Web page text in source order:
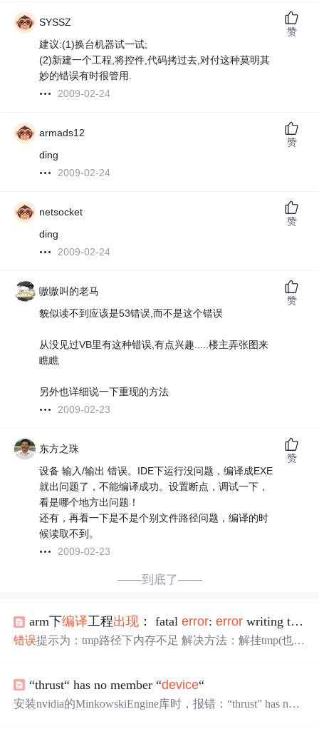
SYSSZ
建议:(1)换台机器试一试;
(2)新建一个工程,将控件,代码拷过去,对付这种莫明其
妙的错误有时很管用.
2009-02-24
赞
armads12
ding
2009-02-24
赞
netsocket
ding
2009-02-24
赞
嗷嗷叫的老马
貌似读不到应该是53错误,而不是这个错误
从没见过VB里有这种错误,有点兴趣.....楼主弄张图来
瞧瞧
另外也详细说一下重现的方法
2009-02-23
赞
东方之珠
设备 输入/输出 错误。IDE下运行没问题，编译成EXE
就出问题了，不能编译成功。设置断点，调试一下，
看是哪个地方出问题！
还有，再看一下是不是个别文件路径问题，编译的时
候读取不到。
2009-02-23
赞
——到底了——
arm下编译工程出现 ： fatalerror:error writing to /tmp/cc1ezU8m.s: No space left on
错误提示为：tmp路径下内存不足 解决方法：解挂tmp(也有
-writing-tmp-no-space-left-device .html) sudo umount -l /tmp
“thrust“ has no member “device“
安装nvidia的MinkowskiEngine库时，报错：“thrust” has no